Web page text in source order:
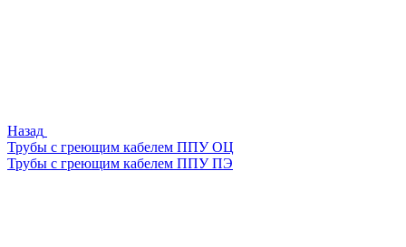
Назад
Трубы с греющим кабелем ППУ ОЦ
Трубы с греющим кабелем ППУ ПЭ